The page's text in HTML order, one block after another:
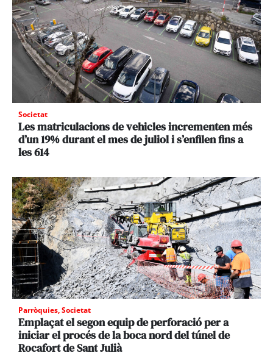
Societat
Les matriculacions de vehicles incrementen més
d’un 19% durant el mes de juliol i s’enfilen fins a
les 614
Parròquies,Societat
Emplaçat el segon equip de perforació per a
iniciar el procés de la boca nord del túnel de
Rocafort de Sant Julià